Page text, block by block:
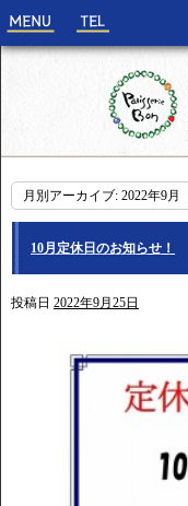
月別アーカイブ: 2022年9月
10月定休日のお知らせ！
投稿日 2022年9月25日